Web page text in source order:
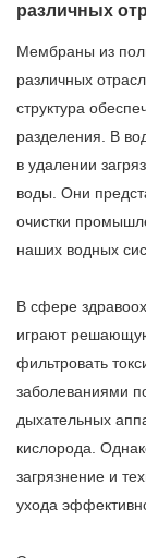
различных
Мембраны из
различных
структура
разделения. В
в удалении
воды. Они
очистки
наших водных
В сфере
играют
фильтровать
заболеваниями
дыхательных
кислорода.
загрязнение и
ухода